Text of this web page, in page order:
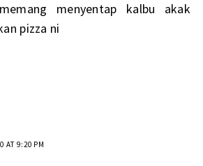
menyentap kalbu akak
pizza ni
AT 9:20 PM